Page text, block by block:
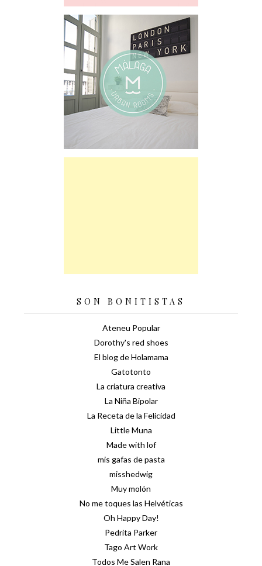
SON BONITISTAS
Ateneu Popular
Dorothy's red shoes
El blog de Holamama
Gatotonto
La criatura creativa
La Niña Bipolar
La Receta de la Felicidad
Little Muna
Made with lof
mis gafas de pasta
misshedwig
Muy molón
No me toques las Helvéticas
Oh Happy Day!
Pedrita Parker
Tago Art Work
Todos Me Salen Rana